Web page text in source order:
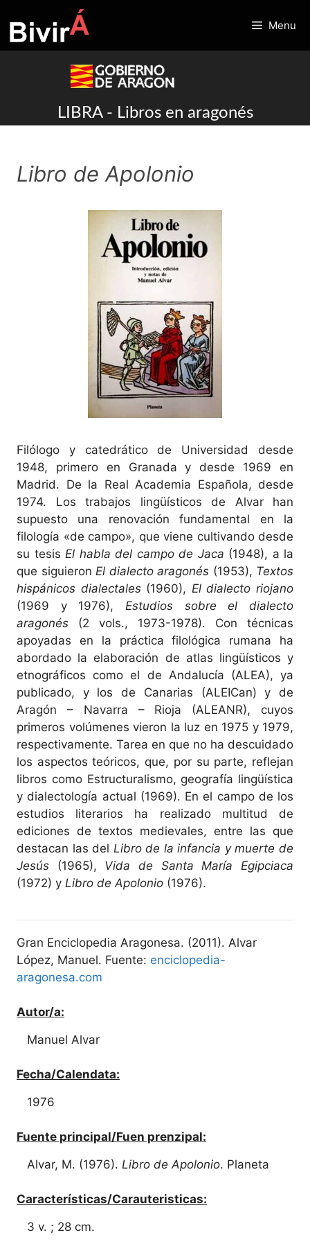
to
content
Menu
LIBRA - Libros en aragonés
Libro de Apolonio
Filólogo y catedrático de Universidad desde
1948, primero en Granada y desde 1969 en
Madrid. De la Real Academia Española, desde
1974. Los trabajos lingüísticos de Alvar han
supuesto una renovación fundamental en la
filología «de campo», que viene cultivando desde
su tesis El habla del campo de Jaca (1948), a la
que siguieron El dialecto aragonés (1953), Textos
hispánicos dialectales(1960), El dialecto riojano
(1969 y 1976), Estudios sobre el dialecto
aragonés (2 vols., 1973-1978). Con técnicas
apoyadas en la práctica filológica rumana ha
abordado la elaboración de atlas lingüísticos y
etnográficos como el de Andalucía (ALEA), ya
publicado, y los de Canarias (ALEICan) y de
Aragón – Navarra – Rioja (ALEANR), cuyos
primeros volúmenes vieron la luz en 1975 y 1979,
respectivamente. Tarea en que no ha descuidado
los aspectos teóricos, que, por su parte, reflejan
libros como Estructuralismo, geografía lingüística
y dialectología actual (1969). En el campo de los
estudios literarios ha realizado multitud de
ediciones de textos medievales, entre las que
destacan las del Libro de la infancia y muerte de
Jesús (1965), Vida de Santa María Egipciaca
(1972) y Libro de Apolonio (1976).
Gran Enciclopedia Aragonesa. (2011). Alvar
López, Manuel. Fuente: enciclopedia-
aragonesa.com
Autor/a:
Manuel Alvar
Fecha/Calendata:
1976
Fuente principal/Fuen prenzipal:
Alvar, M. (1976). Libro de Apolonio. Planeta
Características/Carauteristicas:
3 v. ; 28 cm.